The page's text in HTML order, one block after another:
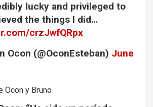
lucky and privileged to
the things I did…
crzJwfQRpx
Ocon (@OconEsteban) June
Ocon y Bruno